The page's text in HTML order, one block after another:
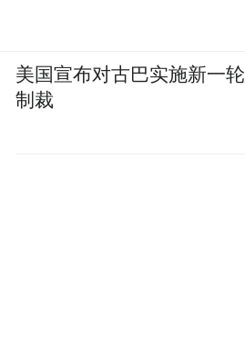
美国宣布对古巴实施新一轮
制裁